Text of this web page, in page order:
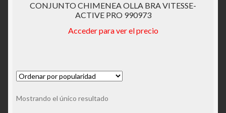
CONJUNTO CHIMENEA OLLA BRA VITESSE-
ACTIVE PRO 990973
Acceder para ver el precio
Mostrando el único resultado